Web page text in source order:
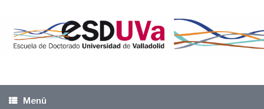
contenido
Menú